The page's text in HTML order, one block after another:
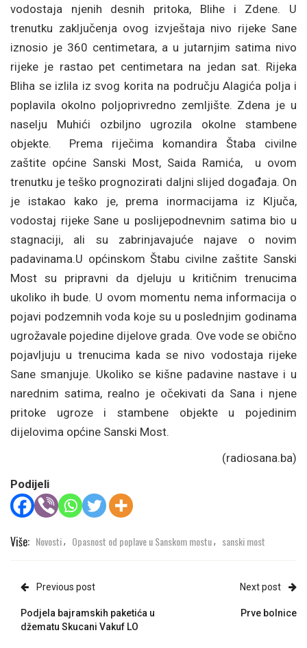
vodostaja njenih desnih pritoka, Blihe i Zdene. U
trenutku zaključenja ovog izvještaja nivo rijeke Sane
iznosio je 360 centimetara, a u jutarnjim satima nivo
rijeke je rastao pet centimetara na jedan sat. Rijeka
Bliha se izlila iz svog korita na području Alagića polja i
poplavila okolno poljoprivredno zemljište. Zdena je u
naselju Muhići ozbiljno ugrozila okolne stambene
objekte. Prema riječima komandira Štaba civilne
zaštite općine Sanski Most, Saida Ramića, u ovom
trenutku je teško prognozirati daljni slijed događaja. On
je istakao kako je, prema inormacijama iz Ključa,
vodostaj rijeke Sane u poslijepodnevnim satima bio u
stagnaciji, ali su zabrinjavajuće najave o novim
padavinama.U općinskom Štabu civilne zaštite Sanski
Most su pripravni da djeluju u kritičnim trenucima
ukoliko ih bude. U ovom momentu nema informacija o
pojavi podzemnih voda koje su u poslednjim godinama
ugrožavale pojedine dijelove grada. Ove vode se obično
pojavljuju u trenucima kada se nivo vodostaja rijeke
Sane smanjuje. Ukoliko se kišne padavine nastave i u
narednim satima, realno je očekivati da Sana i njene
pritoke ugroze i stambene objekte u pojedinim
dijelovima općine Sanski Most.
(radiosana.ba)
Podijeli
Više: Novosti, Opasnost od poplave u Sanskom mostu, sanski most
Previous post
Podjela bajramskih paketića u
džematu Skucani Vakuf LO
Next post
Prve bolnice